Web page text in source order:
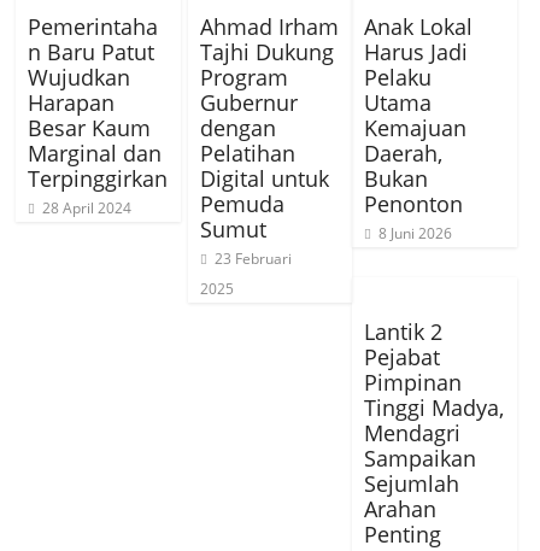
Pemerintaha
n Baru Patut
Wujudkan
Harapan
Besar Kaum
Marginal dan
Terpinggirkan
28 April 2024
Ahmad Irham
Tajhi Dukung
Program
Gubernur
dengan
Pelatihan
Digital untuk
Pemuda
Sumut
23 Februari
2025
Anak Lokal
Harus Jadi
Pelaku
Utama
Kemajuan
Daerah,
Bukan
Penonton
8 Juni 2026
Lantik 2
Pejabat
Pimpinan
Tinggi Madya,
Mendagri
Sampaikan
Sejumlah
Arahan
Penting